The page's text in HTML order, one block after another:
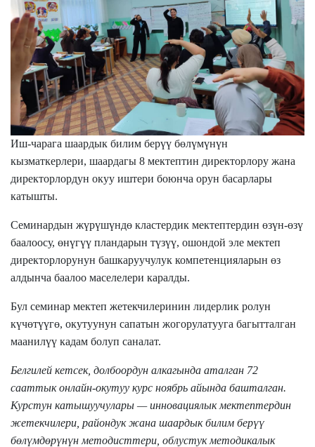
Иш-чарага шаардык билим берүү бөлүмүнүн
кызматкерлери, шаардагы 8 мектептин директорлору жана
директорлордун окуу иштери боюнча орун басарлары
катышты.
Семинардын жүрүшүндө кластердик мектептердин өзүн-өзү
баалоосу, өнүгүү пландарын түзүү, ошондой эле мектеп
директорлорунун башкаруучулук компетенцияларын өз
алдынча баалоо маселелери каралды.
Бул семинар мектеп жетекчилеринин лидерлик ролун
күчөтүүгө, окутуунун сапатын жогорулатууга багытталган
маанилүү кадам болуп саналат.
Белгилей кетсек, долбоордун алкагында аталган 72
сааттык онлайн-окутуу курс ноябрь айында башталган.
Курстун катышуучулары — инновациялык мектептердин
жетекчилери, райондук жана шаардык билим берүү
бөлүмдөрүнүн методисттери, облустук методикалык